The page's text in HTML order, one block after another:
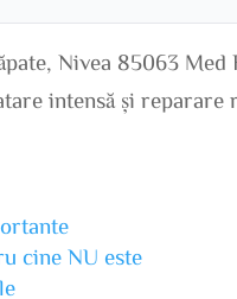
Nivea 85063 Med
intensă și reparare
cine NU este